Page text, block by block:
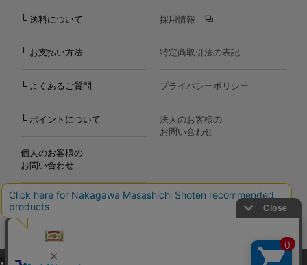
└ 送料について
└ お支払い方法
└ よくあるご質問
└ ポイントについて
個人のお客様の
お問い合わせ
採用情報
特定商取引法の表記
プライバシーポリシー
法人のお客様の
お問い合わせ